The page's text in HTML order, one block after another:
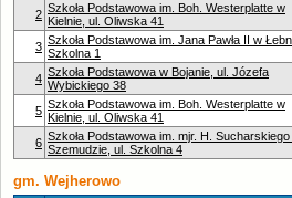
2 Szkoła Podstawowa im. Boh. Westerplatte w
Kielnie, ul. Oliwska 41
3 Szkoła Podstawowa im. Jana Pawła II w
Szkolna 1
4 Szkoła Podstawowa w Bojanie, ul. Józefa
Wybickiego 38
5 Szkoła Podstawowa im. Boh. Westerplatte w
Kielnie, ul. Oliwska 41
6 Szkoła Podstawowa im. mjr. H. Sucharskiego
Szemudzie, ul. Szkolna 4
gm. Wejherowo